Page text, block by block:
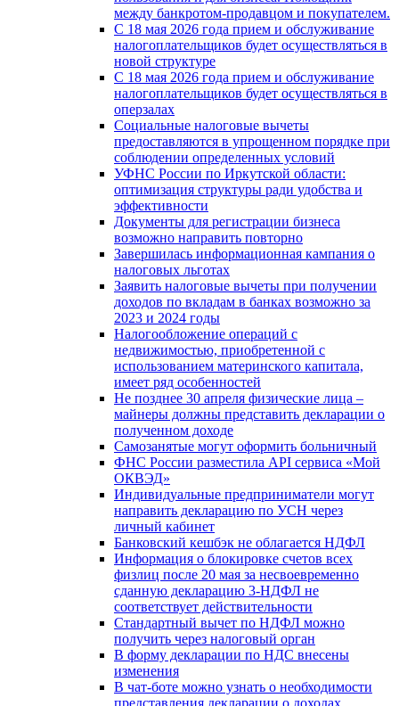
между банкротом-продавцом и покупателем.
С 18 мая 2026 года прием и обслуживание
налогоплательщиков будет осуществляться в
новой стpyктype
С 18 мая 2026 года прием и обслуживание
налогоплательщиков будет осуществляться в
оперзалах
Социальные налоговые вычеты
предоставляются в упрощенном порядке при
соблюдении определенных условий
УФНС России по Иркутской области:
оптимизация структуры ради удобства и
эффективности
Документы для регистрации бизнеса
возможно направить повторно
Завершилась информационная кампания о
налоговых льготах
Заявить налоговые вычеты при получении
доходов по вкладам в банках возможно за
2023 и 2024 годы
Налогообложение операций с
недвижимостью, приобретенной с
использованием материнского капитала,
имеет ряд особенностей
Не позднее 30 апреля физические лица –
майнеры должны представить декларации о
полученном доходе
Самозанятые могут оформить больничный
ФНС России разместила API сервиса «Мой
ОКВЭД»
Индивидуальные предприниматели могут
направить декларацию по УСН через
личный кабинет
Банковский кешбэк не облагается НДФЛ
Информация о блокировке счетов всех
физлиц после 20 мая за несвоевременно
сданную декларацию 3-НДФЛ не
соответствует действительности
Стандартный вычет по НДФЛ можно
получить через налоговый орган
В форму декларации по НДС внесены
изменения
В чат-боте можно узнать о необходимости